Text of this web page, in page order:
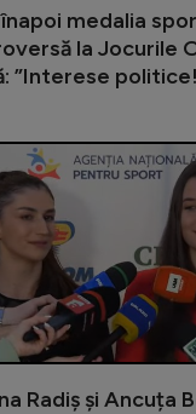
medalia
la Jocurile
”Interese
și acum vrea o
Radiș și Ancuța